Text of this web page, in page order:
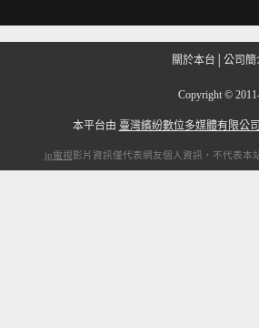
關於本台 公司簡
Copyright ©
本平台由 臺灣繽紛數位多媒體有限公
ip電視影片資訊僅代表網友個人資訊，不代表本